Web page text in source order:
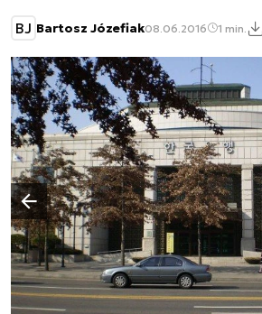
BJ Bartosz Józefiak08.06.2016 1 min.
Poprzedni slajd